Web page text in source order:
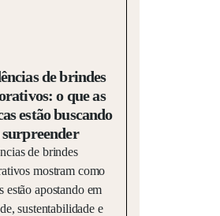
de brindes
o que as
estão buscando
de brindes
mostram como
estão apostando em
sustentabilidade e